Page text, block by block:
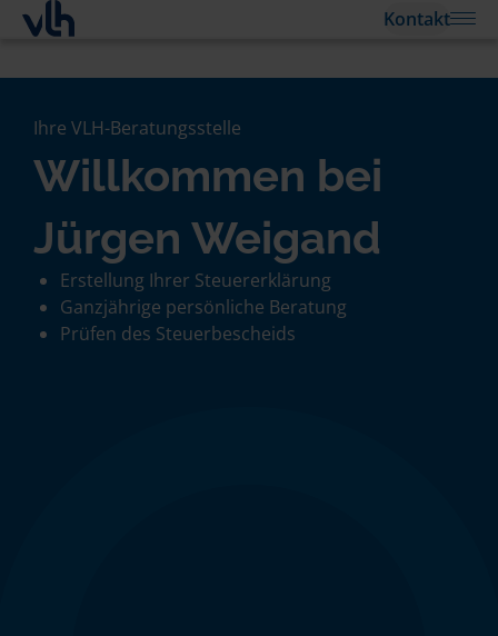
Kontakt
Ihre VLH-Beratungsstelle
Willkommen bei
Jürgen Weigand
Erstellung Ihrer Steuererklärung
Ganzjährige persönliche Beratung
Prüfen des Steuerbescheids